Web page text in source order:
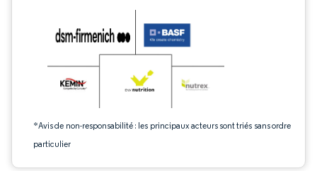
*Avis de non-responsabilité : les principaux acteurs sont triés sans ordre
particulier